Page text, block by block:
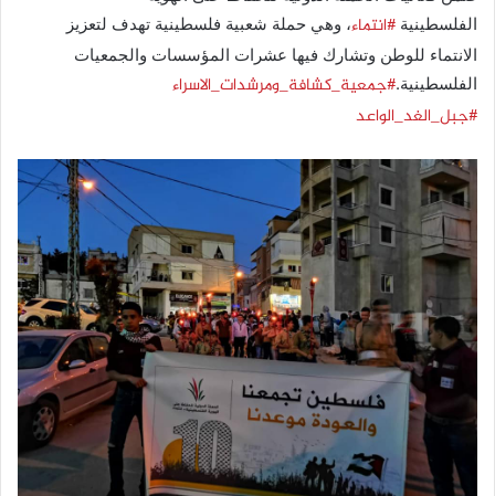
الفلسطينية #انتماء، وهي حملة شعبية فلسطينية تهدف لتعزيز
الانتماء للوطن وتشارك فيها عشرات المؤسسات والجمعيات
الفلسطينية.#جمعية_كشافة_ومرشدات_الاسراء
#جبل_الغد_الواعد